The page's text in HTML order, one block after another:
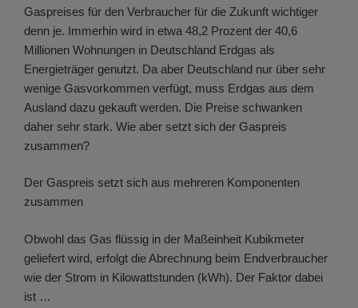
Gaspreises für den Verbraucher für die Zukunft wichtiger
denn je. Immerhin wird in etwa 48,2 Prozent der 40,6
Millionen Wohnungen in Deutschland Erdgas als
Energieträger genutzt. Da aber Deutschland nur über sehr
wenige Gasvorkommen verfügt, muss Erdgas aus dem
Ausland dazu gekauft werden. Die Preise schwanken
daher sehr stark. Wie aber setzt sich der Gaspreis
zusammen?
Der Gaspreis setzt sich aus mehreren Komponenten
zusammen
Obwohl das Gas flüssig in der Maßeinheit Kubikmeter
geliefert wird, erfolgt die Abrechnung beim Endverbraucher
wie der Strom in Kilowattstunden (kWh). Der Faktor dabei
ist …